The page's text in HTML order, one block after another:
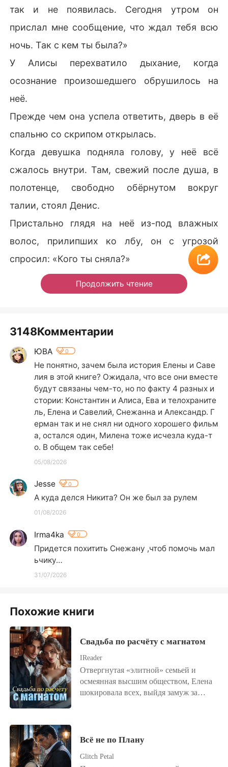
так и не появилась. Сегодня утром он
прислал мне сообщение, что ждал тебя всю
ночь. Так с кем ты была?»
У Алисы перехватило дыхание, когда
осознание произошедшего обрушилось на
неё.
Прежде чем она успела ответить, дверь в её
спальню со скрипом открылась.
Когда девушка подняла голову, у неё всё
сжалось внутри. Там, свежий после душа, в
полотенце, свободно обёрнутом вокруг
талии, стоял Денис.
Пристально глядя на неё из-под влажных
волос, прилипших ко лбу, он с угрозой
спросил: «Кого ты сняла?»
Продолжить чтение
3148Комментарии
ЮВА 0
Не понятно, зачем была история Елены и Саве
лия в этой книге? Ожидала, что все они вместе
будут связаны чем-то, но по факту 4 разных и
стории: Константин и Алиса, Ева и телохраните
ль, Елена и Савелий, Снежанна и Александр. Г
ерман так и не снял ни одного хорошего фильм
а, остался один, Милена тоже исчезла куда-т
о. В общем так себе!
05/08/2026
Jesse 0
А куда делся Никита? Он же был за рулем
01/08/2026
Irma4ka 0
Придется похитить Снежану ,чтоб помочь мал
ьчику…
31/07/2026
Похожие книги
Свадьба по расчёту с магнатом
IReader
Отвергнутая «элитной» семьей и
осмеянная высшим обществом, Елена
шокировала всех, выйдя замуж за
«Договор заключен на два года. После
Но после свадьбы он наотрез
Всё не по Плану
Glitch Petal